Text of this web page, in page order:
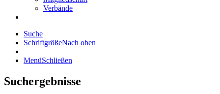
Verbände
Suche
SchriftgrößeNach oben
MenüSchließen
Suchergebnisse